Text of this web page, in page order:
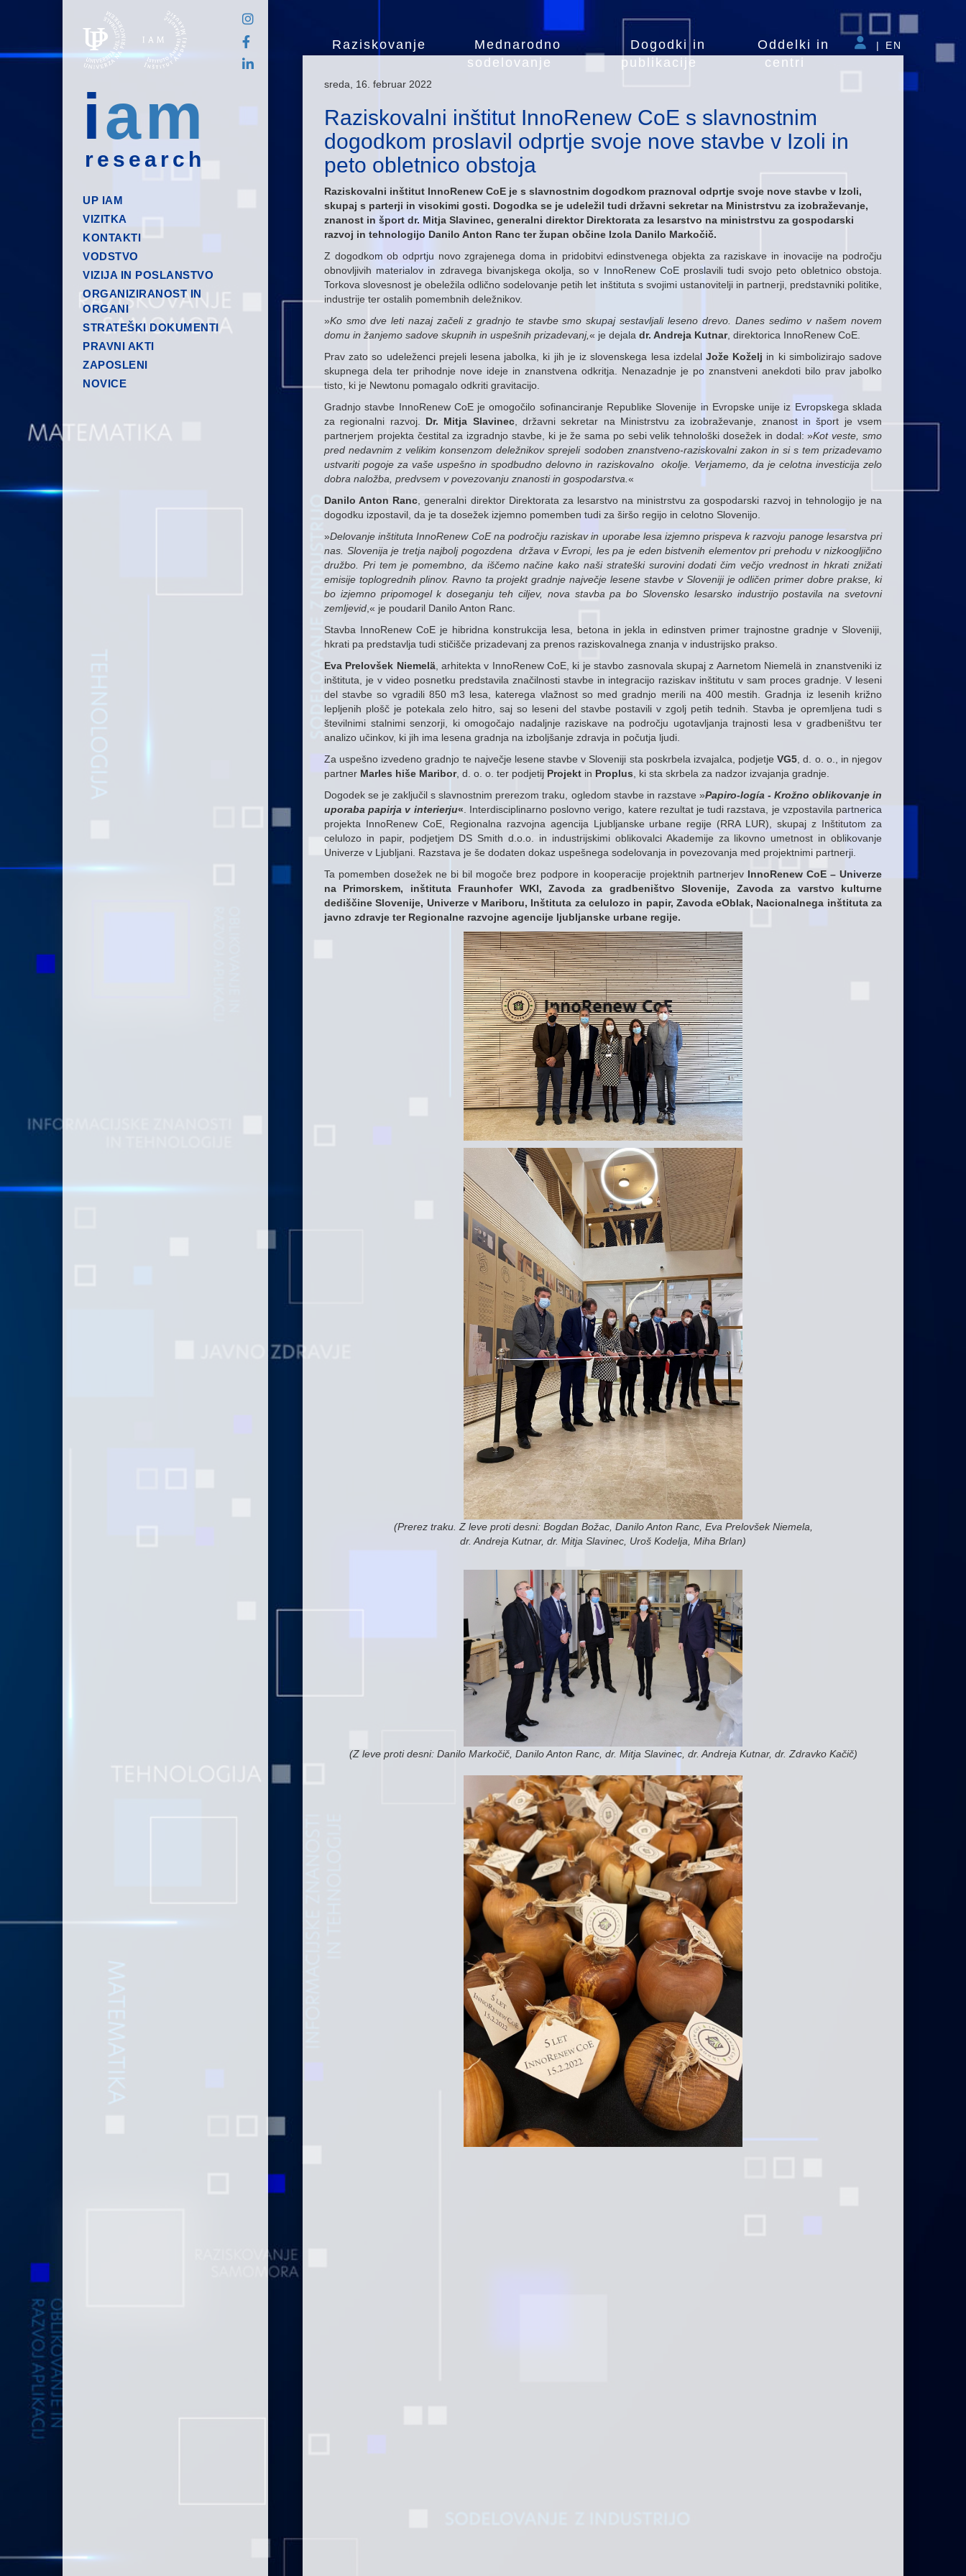
iam
research
Raziskovanje
Mednarodno
sodelovanje
Dogodki in
publikacije
Oddelki in
centri
| EN
UP IAM
VIZITKA
KONTAKTI
VODSTVO
VIZIJA IN POSLANSTVO
ORGANIZIRANOST IN
ORGANI
STRATEŠKI DOKUMENTI
PRAVNI AKTI
ZAPOSLENI
NOVICE
sreda, 16. februar 2022
Raziskovalni inštitut InnoRenew CoE s slavnostnim
dogodkom proslavil odprtje svoje nove stavbe v Izoli in
peto obletnico obstoja
Raziskovalni inštitut InnoRenew CoE je s slavnostnim dogodkom praznoval odprtje svoje nove stavbe v Izoli,
skupaj s parterji in visokimi gosti. Dogodka se je udeležil tudi državni sekretar na Ministrstvu za izobraževanje,
znanost in šport dr. Mitja Slavinec, generalni direktor Direktorata za lesarstvo na ministrstvu za gospodarski
razvoj in tehnologijo Danilo Anton Ranc ter župan občine Izola Danilo Markočič.
Z dogodkom ob odprtju novo zgrajenega doma in pridobitvi edinstvenega objekta za raziskave in inovacije na področju
obnovljivih materialov in zdravega bivanjskega okolja, so v InnoRenew CoE proslavili tudi svojo peto obletnico obstoja.
Torkova slovesnost je obeležila odlično sodelovanje petih let inštituta s svojimi ustanovitelji in partnerji, predstavniki politike,
industrije ter ostalih pomembnih deležnikov.
»Ko smo dve leti nazaj začeli z gradnjo te stavbe smo skupaj sestavljali leseno drevo. Danes sedimo v našem novem
domu in žanjemo sadove skupnih in uspešnih prizadevanj,« je dejala dr. Andreja Kutnar, direktorica InnoRenew CoE.
Prav zato so udeleženci prejeli lesena jabolka, ki jih je iz slovenskega lesa izdelal Jože Koželj in ki simbolizirajo sadove
skupnega dela ter prihodnje nove ideje in znanstvena odkritja. Nenazadnje je po znanstveni anekdoti bilo prav jabolko
tisto, ki je Newtonu pomagalo odkriti gravitacijo.
Gradnjo stavbe InnoRenew CoE je omogočilo sofinanciranje Republike Slovenije in Evropske unije iz Evropskega sklada
za regionalni razvoj. Dr. Mitja Slavinec, državni sekretar na Ministrstvu za izobraževanje, znanost in šport je vsem
partnerjem projekta čestital za izgradnjo stavbe, ki je že sama po sebi velik tehnološki dosežek in dodal: »Kot veste, smo
pred nedavnim z velikim konsenzom deležnikov sprejeli sodoben znanstveno-raziskovalni zakon in si s tem prizadevamo
ustvariti pogoje za vaše uspešno in spodbudno delovno in raziskovalno okolje. Verjamemo, da je celotna investicija zelo
dobra naložba, predvsem v povezovanju znanosti in gospodarstva. «
Danilo Anton Ranc , generalni direktor Direktorata za lesarstvo na ministrstvu za gospodarski razvoj in tehnologijo je na
dogodku izpostavil, da je ta dosežek izjemno pomemben tudi za širšo regijo in celotno Slovenijo.
»Delovanje inštituta InnoRenew CoE na področju raziskav in uporabe lesa izjemno prispeva k razvoju panoge lesarstva pri
nas. Slovenija je tretja najbolj pogozdena država v Evropi, les pa je eden bistvenih elementov pri prehodu v nizkoogljično
družbo. Pri tem je pomembno, da iščemo načine kako naši strateški surovini dodati čim večjo vrednost in hkrati znižati
emisije toplogrednih plinov. Ravno ta projekt gradnje največje lesene stavbe v Sloveniji je odličen primer dobre prakse, ki
bo izjemno pripomogel k doseganju teh ciljev, nova stavba pa bo Slovensko lesarsko industrijo postavila na svetovni
zemljevid ,« je poudaril Danilo Anton Ranc.
Stavba InnoRenew CoE je hibridna konstrukcija lesa, betona in jekla in edinstven primer trajnostne gradnje v Sloveniji,
hkrati pa predstavlja tudi stičišče prizadevanj za prenos raziskovalnega znanja v industrijsko prakso.
Eva Prelovšek Niemelä, arhitekta v InnoRenew CoE, ki je stavbo zasnovala skupaj z Aarnetom Niemelä in znanstveniki iz
inštituta, je v video posnetku predstavila značilnosti stavbe in integracijo raziskav inštitutu v sam proces gradnje. V leseni
del stavbe so vgradili 850 m3 lesa, katerega vlažnost so med gradnjo merili na 400 mestih. Gradnja iz lesenih križno
lepljenih plošč je potekala zelo hitro, saj so leseni del stavbe postavili v zgolj petih tednih. Stavba je opremljena tudi s
številnimi stalnimi senzorji, ki omogočajo nadaljnje raziskave na področju ugotavljanja trajnosti lesa v gradbeništvu ter
analizo učinkov, ki jih ima lesena gradnja na izboljšanje zdravja in počutja ljudi.
Za uspešno izvedeno gradnjo te največje lesene stavbe v Sloveniji sta poskrbela izvajalca, podjetjeVG5 , d. o. o., in njegov
partner Marles hiše Maribor, d. o. o. ter podjetij Projekt in Proplus , ki sta skrbela za nadzor izvajanja gradnje.
Dogodek se je zaključil s slavnostnim prerezom traku, ogledom stavbe in razstave »Papiro-logía - Krožno oblikovanje in
uporaba papirja v interierju« . Interdisciplinarno poslovno verigo, katere rezultat je tudi razstava, je vzpostavila partnerica
projekta InnoRenew CoE, Regionalna razvojna agencija Ljubljanske urbane regije (RRA LUR), skupaj z Inštitutom za
celulozo in papir, podjetjem DS Smith d.o.o. in industrijskimi oblikovalci Akademije za likovno umetnost in oblikovanje
Univerze v Ljubljani. Razstava je še dodaten dokaz uspešnega sodelovanja in povezovanja med projektnimi partnerji.
Ta pomemben dosežek ne bi bil mogoče brez podpore in kooperacije projektnih partnerjev InnoRenew CoE – Univerze
na Primorskem, inštituta Fraunhofer WKI, Zavoda za gradbeništvo Slovenije, Zavoda za varstvo kulturne
dediščine Slovenije, Univerze v Mariboru, Inštituta za celulozo in papir, Zavoda eOblak, Nacionalnega inštituta za
javno zdravje ter Regionalne razvojne agencije ljubljanske urbane regije.
(Prerez traku. Z leve proti desni: Bogdan Božac, Danilo Anton Ranc, Eva Prelovšek Niemela,
dr. Andreja Kutnar, dr. Mitja Slavinec, Uroš Kodelja, Miha Brlan)
(Z leve proti desni: Danilo Markočič, Danilo Anton Ranc, dr. Mitja Slavinec, dr. Andreja Kutnar, dr. Zdravko Kačič)